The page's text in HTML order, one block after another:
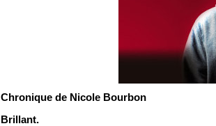
Chronique de Nicole Bourbon
Brillant.